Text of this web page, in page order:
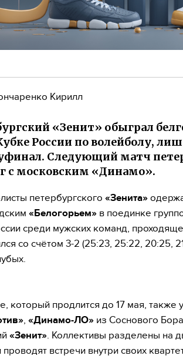
Кирилл
«Зенит» обыграл
России по волейболу,
Следующий матч
с московским «Динамо».
петербургского «Зенита»
«Белогорьем» в поединке
среди мужских команд,
со счётом 3-2 (25:23, 25:22, 20:25,
который продлится до 17 мая, также
«Динамо-ЛО» из Соснового
«Зенит» . Коллективы разделены на
проводят встречи внутри своих